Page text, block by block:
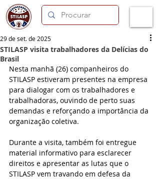
STILASP visita trabalhadores da Delícias do
Brasil
29 de set. de 2025
Nesta manhã (26) companheiros do
STILASP estiveram presentes na empresa
para dialogar com os trabalhadores e
trabalhadoras, ouvindo de perto suas
demandas e reforçando a importância da
organização coletiva.
Durante a visita, também foi entregue
material informativo para esclarecer
direitos e apresentar as lutas que o
STILASP vem travando em defesa da